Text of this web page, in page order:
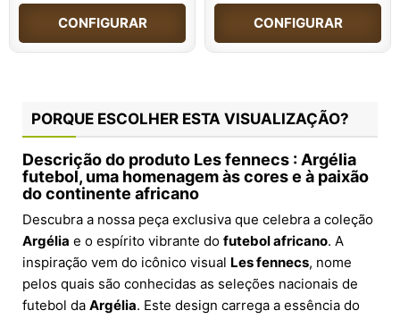
CONFIGURAR CONFIGURAR
PORQUE ESCOLHER ESTA VISUALIZAÇÃO?
Descrição do produto Les fennecs : Argélia
futebol, uma homenagem às cores e à paixão
do continente africano
Descubra a nossa peça exclusiva que celebra a coleção
Argélia e o espírito vibrante do futebol africano. A
inspiração vem do icônico visual Les fennecs, nome
pelos quais são conhecidas as seleções nacionais de
futebol da Argélia. Este design carrega a essência do